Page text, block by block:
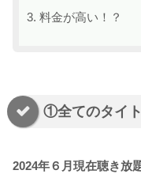
料金が高い！？
①全てのタイ
2024年６月現在聴き放